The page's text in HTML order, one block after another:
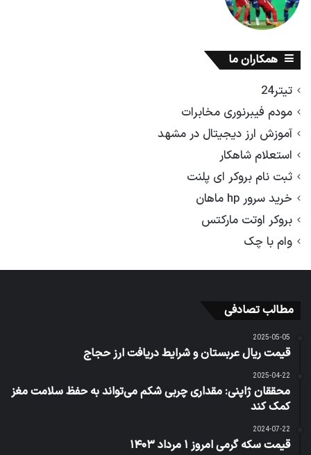
همکاران ما
تیتر24
مودم فیبرنوری مخابرات
آموزش ارز دیجیتال در مشهد
استعلام شاهکار
ثبت نام بروکر ای پلنت
خرید سرور hp ماهان
بروکر اوتت مارکتس
وام با چک
مطالب تصادفی
2025-05-05
قیمت ریال عربستان و شرایط دریافت ارز حجاج
2025-04-22
محققان ژاپنی: مقداری چربی شکم می‌تواند به حفظ سلامت مغز
کمک کند
2024-07-22
قیمت سکه گرمی امروز ۱ مرداد ۱۴۰۳